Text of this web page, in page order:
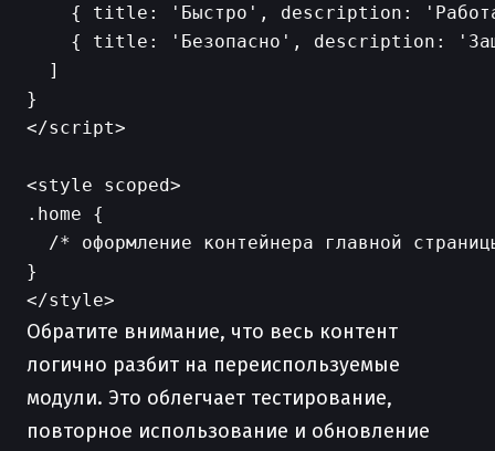
{ title: 'Быстро', description:
{ title: 'Безопасно', description:
  ]
}
</script>
<style scoped>
.home {
/* оформление контейнера главной
}
Обратите внимание, что весь контент
логично разбит на переиспользуемые
модули. Это облегчает тестирование,
повторное использование и обновление